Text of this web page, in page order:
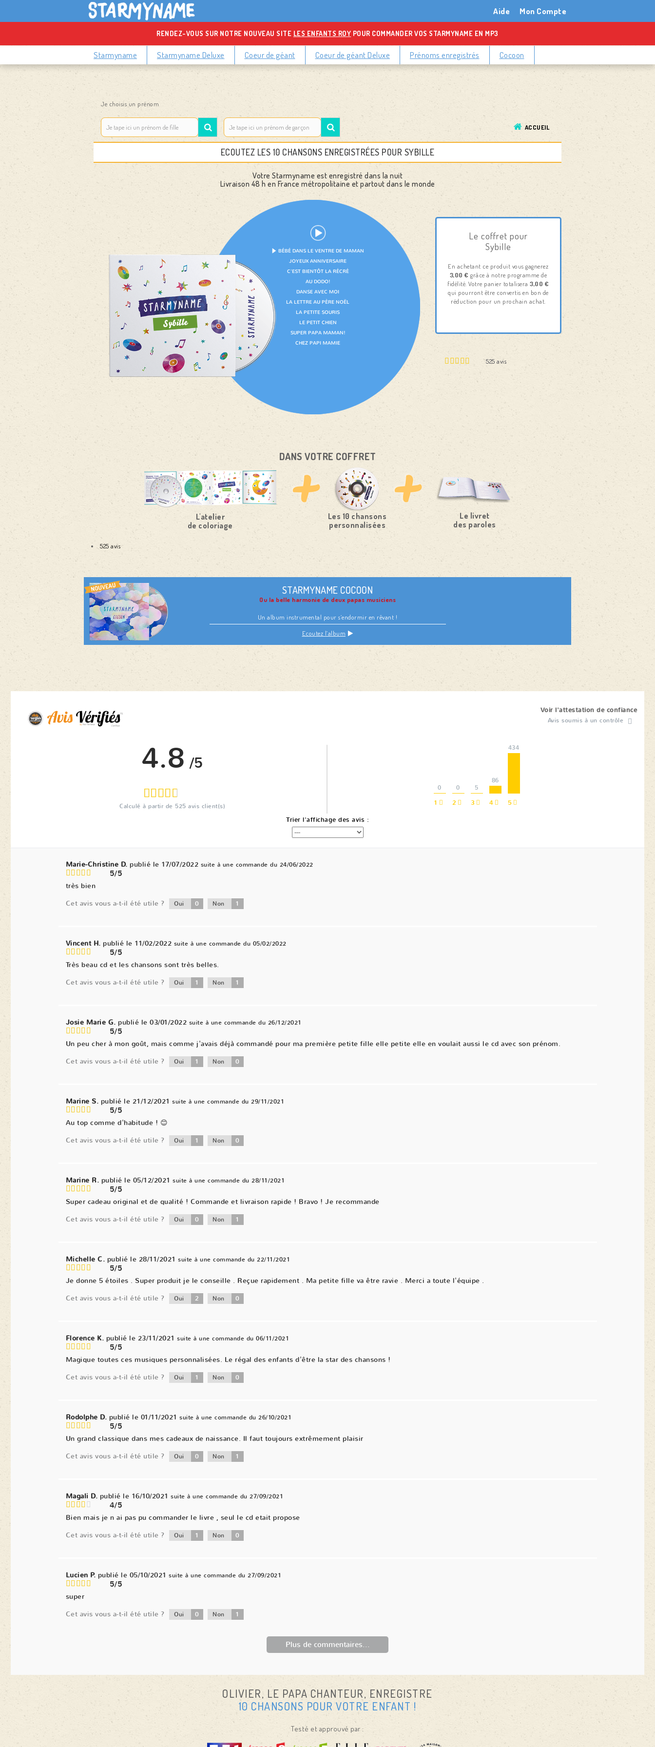
Mon Compte
Aide
RENDEZ-VOUS SUR NOTRE NOUVEAU SITE LES ENFANTS ROY POUR COMMANDER VOS STARMYNAME EN MP3
Starmyname Starmyname Deluxe Coeur de géant Coeur de géant Deluxe Prénoms enregistrés Cocoon
Je choisis un prénom
ACCUEIL
ECOUTEZ LES 10 CHANSONS ENREGISTRÉES POUR SYBILLE
Votre Starmyname est enregistré dans la nuit
Livraison 48 h en France métropolitaine et partout dans le monde
Sybille
Le coffret pour
Sybille
En achetant ce produit vous gagnerez
3,00 € grâce à notre programme de
fidélité. Votre panier totalisera3,00 €
qui pourront être convertis en bon de
réduction pour un prochain achat.
525avis
DANS VOTRE COFFRET
L'atelier
de coloriage
Les 10 chansons
personnalisées
Le livret
des paroles
525 avis
STARMYNAME COCOON
Ou la belle harmonie de deux papas musiciens
Un album instrumental pour s’endormir en rêvant !
Ecoutez l’album
Voir l'attestation de confiance
Avis soumis à un contrôle
4.8 /5
Calculé à partir de 525 avis client(s) 1
0
2
0
3
5
4
86
5
434
Trier l'affichage des avis :
Marie-Christine D. publié le 17/07/2022 suite à une commande du 24/06/2022
5/5
très bien
Cet avis vous a-t-il été utile ?
Oui 0 Non 1
Vincent H. publié le 11/02/2022 suite à une commande du 05/02/2022
5/5
Très beau cd et les chansons sont très belles.
Cet avis vous a-t-il été utile ?
Oui 1 Non 1
Josie Marie G. publié le 03/01/2022 suite à une commande du 26/12/2021
5/5
Un peu cher à mon goût, mais comme j'avais déjà commandé pour ma première petite fille elle petite elle en voulait aussi le cd avec son prénom.
Cet avis vous a-t-il été utile ?
Oui 1 Non 0
Marine S. publié le 21/12/2021 suite à une commande du 29/11/2021
5/5
Au top comme d'habitude ! 😊
Cet avis vous a-t-il été utile ?
Oui 1 Non 0
Marine R. publié le 05/12/2021 suite à une commande du 28/11/2021
5/5
Super cadeau original et de qualité ! Commande et livraison rapide ! Bravo ! Je recommande
Cet avis vous a-t-il été utile ?
Oui 0 Non 1
Michelle C. publié le 28/11/2021 suite à une commande du 22/11/2021
5/5
Je donne 5 étoiles . Super produit je le conseille . Reçue rapidement . Ma petite fille va être ravie . Merci a toute l'équipe .
Cet avis vous a-t-il été utile ?
Oui 2 Non 0
Florence K. publié le 23/11/2021 suite à une commande du 06/11/2021
5/5
Magique toutes ces musiques personnalisées. Le régal des enfants d'être la star des chansons !
Cet avis vous a-t-il été utile ?
Oui 1 Non 0
Rodolphe D. publié le 01/11/2021 suite à une commande du 26/10/2021
5/5
Un grand classique dans mes cadeaux de naissance. Il faut toujours extrêmement plaisir
Cet avis vous a-t-il été utile ?
Oui 0 Non 1
Magali D. publié le 16/10/2021 suite à une commande du 27/09/2021
4/5
Bien mais je n ai pas pu commander le livre , seul le cd etait propose
Cet avis vous a-t-il été utile ?
Oui 1 Non 0
Lucien P. publié le 05/10/2021 suite à une commande du 27/09/2021
5/5
super
Cet avis vous a-t-il été utile ?
Oui 0 Non 1
Plus de commentaires...
OLIVIER, LE PAPA CHANTEUR, ENREGISTRE
10 CHANSONS POUR VOTRE ENFANT !
Testé et approuvé par :